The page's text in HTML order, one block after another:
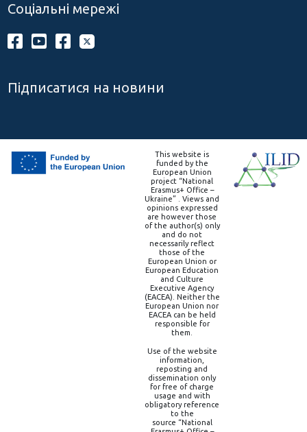
Соціальні мережі
Підписатися на новини
This website is
funded by the
European Union
project “National
Erasmus+ Office –
Ukraine” . Views and
opinions expressed
are however those
of the author(s) only
and do not
necessarily reflect
those of the
European Union or
European Education
and Culture
Executive Agency
(EACEA). Neither the
European Union nor
EACEA can be held
responsible for
them.
Use of the website
information,
reposting and
dissemination only
for free of charge
usage and with
obligatory reference
to the
source “National